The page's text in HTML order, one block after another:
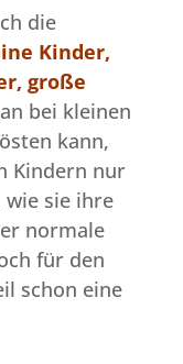
die
Kinder,
große
bei kleinen
kann,
Kindern nur
wie sie ihre
normale
für den
schon eine